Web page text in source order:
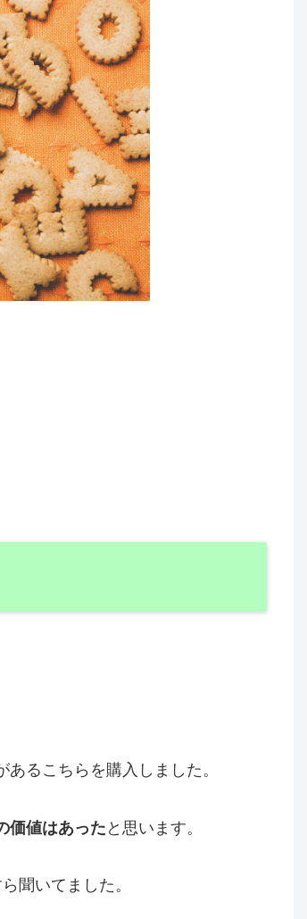
るこちらを購入しました。
価値はあった と思います。
聞いてました。